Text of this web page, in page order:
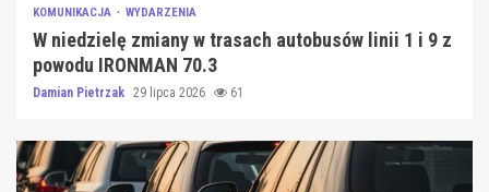
KOMUNIKACJA WYDARZENIA
W niedzielę zmiany w trasach autobusów linii 1 i 9 z
powodu IRONMAN 70.3
Damian Pietrzak 29 lipca 2026 61